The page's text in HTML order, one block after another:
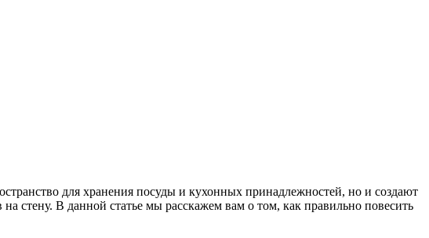
для хранения посуды и кухонных принадлежностей, но и создают
стену. В данной статье мы расскажем вам о том, как правильно повесить